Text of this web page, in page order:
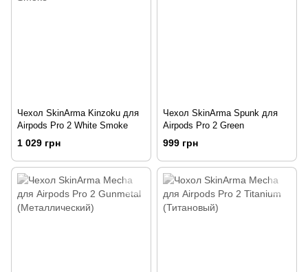
Чехол SkinArma Kinzoku для
Airpods Pro 2 White Smoke
1 029 грн
Чехол SkinArma Spunk для
Airpods Pro 2 Green
999 грн